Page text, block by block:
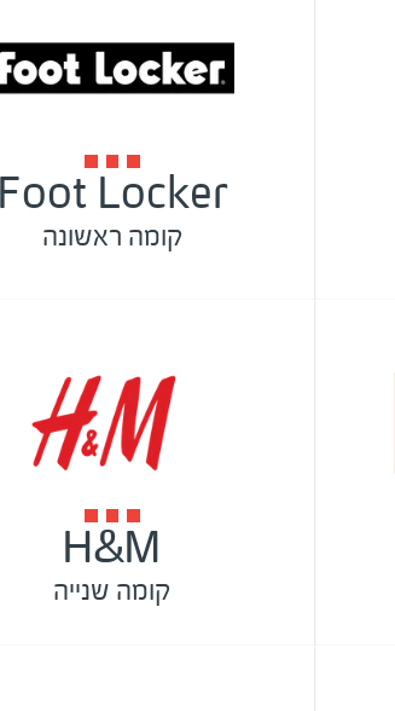
Foot Locker
קומה ראשונה
H&M
קומה שנייה